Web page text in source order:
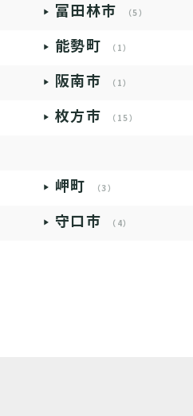
富田林市 （5）
能勢町 （1）
阪南市 （1）
枚方市 （15）
岬町 （3）
守口市 （4）